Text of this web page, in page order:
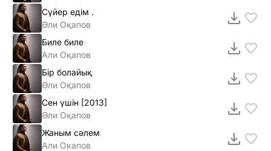
Сүйер едiм .
Әли Оқапов
Биле биле
Али Оқапов
Бiр болайық
Әли Оқапов
Сен үшiн [2013]
Әли Оқапов
Жаным сәлем
Али Окапов